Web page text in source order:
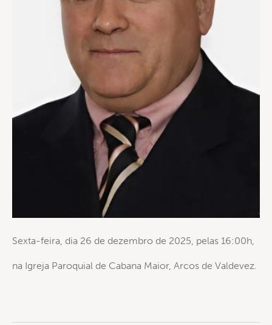
Sexta-feira, dia 26 de dezembro de 2025, pelas 16:00h,
na Igreja Paroquial de Cabana Maior, Arcos de Valdevez.